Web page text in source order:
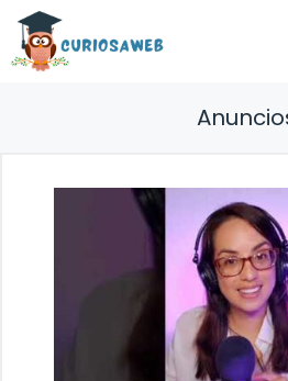
Saltar
contenido